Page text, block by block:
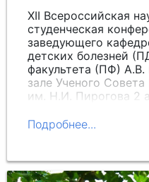
XII Всероссийская
студенческая
заведующего
детских болезней
факультета (ПФ) А.В.
зале Ученого
им. Н.И. Пирогова 2
Подробнее...